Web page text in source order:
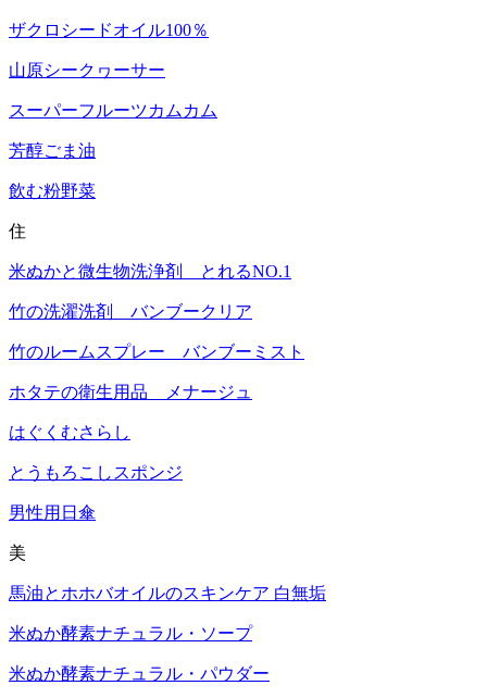
ザクロシードオイル100％
山原シークヮーサー
スーパーフルーツカムカム
芳醇ごま油
飲む粉野菜
住
米ぬかと微生物洗浄剤 とれるNO.1
竹の洗濯洗剤 バンブークリア
竹のルームスプレー バンブーミスト
ホタテの衛生用品 メナージュ
はぐくむさらし
とうもろこしスポンジ
男性用日傘
美
馬油とホホバオイルのスキンケア 白無垢
米ぬか酵素ナチュラル・ソープ
米ぬか酵素ナチュラル・パウダー